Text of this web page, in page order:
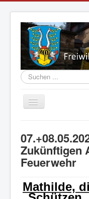
Suchen
...
Navigation
an/aus
Vorstand
Einsatzabteilung
Fahrzeuge
Zukünftigen
Feuerwehr
Mathilde,